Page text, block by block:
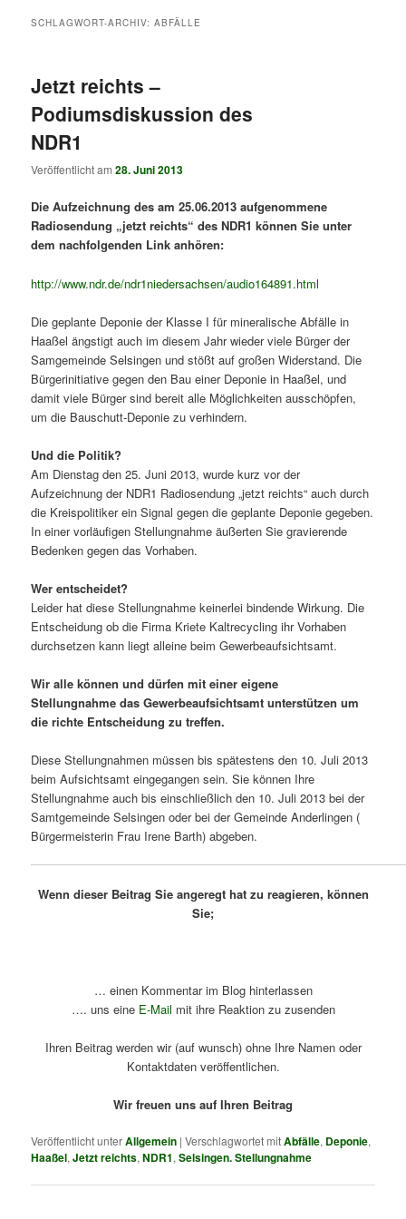
SCHLAGWORT-ARCHIV:ABFÄLLE
Jetzt reichts –
Podiumsdiskussion des
NDR1
Veröffentlicht am28. Juni 2013
Die Aufzeichnung des am 25.06.2013 aufgenommene
Radiosendung „jetzt reichts“ des NDR1 können Sie unter
dem nachfolgenden Link anhören:
http://www.ndr.de/ndr1niedersachsen/audio164891.html
Die geplante Deponie der Klasse I für mineralische Abfälle in
Haaßel ängstigt auch im diesem Jahr wieder viele Bürger der
Samgemeinde Selsingen und stößt auf großen Widerstand. Die
Bürgerinitiative gegen den Bau einer Deponie in Haaßel, und
damit viele Bürger sind bereit alle Möglichkeiten ausschöpfen,
um die Bauschutt-Deponie zu verhindern.
Und die Politik?
Am Dienstag den 25. Juni 2013, wurde kurz vor der
Aufzeichnung der NDR1 Radiosendung „jetzt reichts“ auch durch
die Kreispolitiker ein Signal gegen die geplante Deponie gegeben.
In einer vorläufigen Stellungnahme äußerten Sie gravierende
Bedenken gegen das Vorhaben.
Wer entscheidet?
Leider hat diese Stellungnahme keinerlei bindende Wirkung. Die
Entscheidung ob die Firma Kriete Kaltrecycling ihr Vorhaben
durchsetzen kann liegt alleine beim Gewerbeaufsichtsamt.
Wir alle können und dürfen mit einer eigene
Stellungnahme das Gewerbeaufsichtsamt unterstützen um
die richte Entscheidung zu treffen.
Diese Stellungnahmen müssen bis spätestens den 10. Juli 2013
beim Aufsichtsamt eingegangen sein. Sie können Ihre
Stellungnahme auch bis einschließlich den 10. Juli 2013 bei der
Samtgemeinde Selsingen oder bei der Gemeinde Anderlingen (
Bürgermeisterin Frau Irene Barth) abgeben.
Wenn dieser Beitrag Sie angeregt hat zu reagieren, können
Sie;
… einen Kommentar im Blog hinterlassen
…. uns eine E-Mail mit ihre Reaktion zu zusenden
Ihren Beitrag werden wir (auf wunsch) ohne Ihre Namen oder
Kontaktdaten veröffentlichen.
Wir freuen uns auf Ihren Beitrag
Veröffentlicht unterAllgemein |Verschlagwortet mitAbfälle, Deponie,
Haaßel,Jetzt reichts,NDR1,Selsingen. Stellungnahme